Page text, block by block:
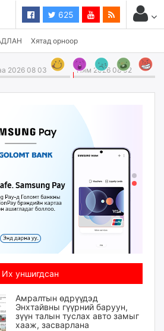
625
Хятад орноор
2026 08 03 Ням 2026 08 02
Их уншигдсан
Амралтын өдрүүдэд
Энхтайвны гүүрний баруун,
зүүн талын туслах авто замыг
хааж, засварлана